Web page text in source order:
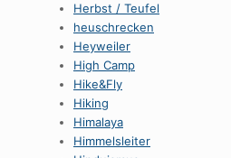
Herbst / Teufel
heuschrecken
Heyweiler
High Camp
Hike&Fly
Hiking
Himalaya
Himmelsleiter